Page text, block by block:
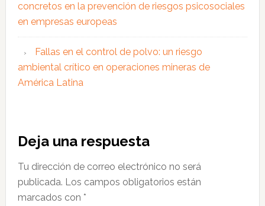
concretos en la prevención de riesgos psicosociales
en empresas europeas
Fallas en el control de polvo: un riesgo
ambiental crítico en operaciones mineras de
América Latina
Interacciones
con
los
lectores
Deja una respuesta
Tu dirección de correo electrónico no será
publicada. Los campos obligatorios están
marcados con *